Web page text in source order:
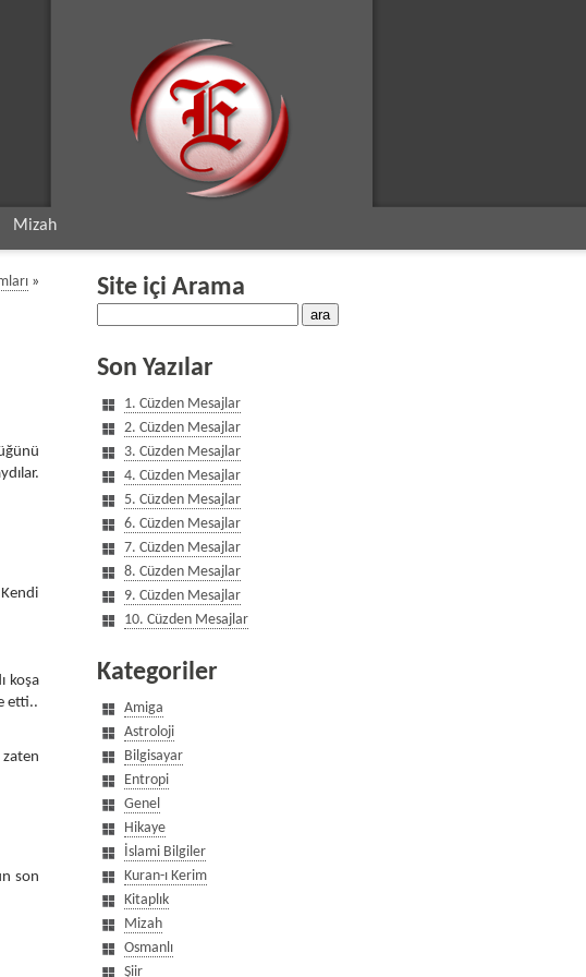
Mizah
»
koşa
etti..
son
Site içi Arama
Son Yazılar
1. Cüzden Mesajlar
2. Cüzden Mesajlar
3. Cüzden Mesajlar
4. Cüzden Mesajlar
5. Cüzden Mesajlar
6. Cüzden Mesajlar
7. Cüzden Mesajlar
8. Cüzden Mesajlar
9. Cüzden Mesajlar
10. Cüzden Mesajlar
Kategoriler
Amiga
Astroloji
Bilgisayar
Entropi
Genel
Hikaye
İslami Bilgiler
Kuran-ı Kerim
Kitaplık
Mizah
Osmanlı
Şiir